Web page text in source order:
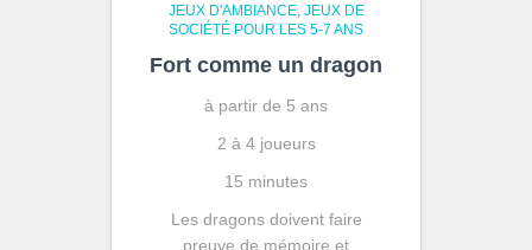
JEUX D'AMBIANCE JEUX DE
SOCIÉTÉ POUR LES 5-7 ANS
Fort comme un dragon
à partir de 5 ans
2 à 4 joueurs
15 minutes
Les dragons doivent faire
preuve de mémoire et